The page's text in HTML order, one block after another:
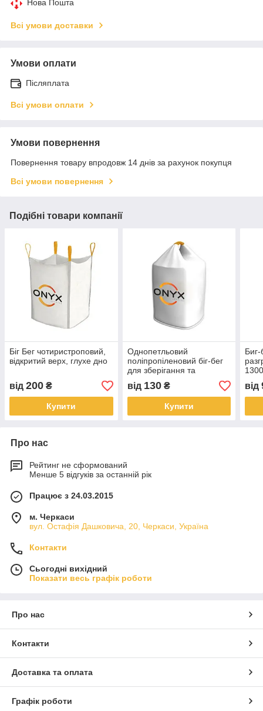
Нова Пошта
Всі умови доставки
Умови оплати
Післяплата
Всі умови оплати
Умови повернення
Повернення товару впродовж 14 днів за рахунок покупця
Всі умови повернення
Подібні товари компанії
Біг Бег чотиристроповий,
відкритий верх, глухе дно
від 200 ₴
Купити
Однопетльовий
поліпропіленовий біг-бег
для зберігання та
транспортування
від 130₴
Купити
Биг-
від
Про нас
Рейтинг не сформований
Менше 5 відгуків за останній рік
Працює з 24.03.2015
м. Черкаси
вул. Остафія Дашковича, 20, Черкаси, Україна
Контакти
Сьогодні вихідний
Показати весь графік роботи
Про нас
Контакти
Доставка та оплата
Графік роботи